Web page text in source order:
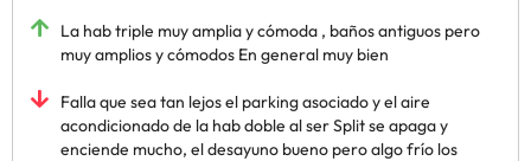
La hab triple muy amplia y cómoda , baños antiguos pero
muy amplios y cómodos En general muy bien
Falla que sea tan lejos el parking asociado y el aire
acondicionado de la hab doble al ser Split se apaga y
enciende mucho, el desayuno bueno pero algo frío los